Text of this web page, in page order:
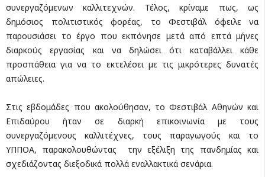
συνεργαζόμενων καλλιτεχνών. Τέλος, κρίναμε πως, ως
δημόσιος πολιτιστικός φορέας, το Φεστιβάλ όφειλε να
παρουσιάσει το έργο που εκπόνησε μετά από επτά μήνες
διαρκούς εργασίας και να δηλώσει ότι καταβάλλει κάθε
προσπάθεια για να το εκτελέσει με τις μικρότερες δυνατές
απώλειες.
Στις εβδομάδες που ακολούθησαν, το Φεστιβάλ Αθηνών και
Επιδαύρου ήταν σε διαρκή επικοινωνία με τους
συνεργαζόμενους καλλιτέχνες, τους παραγωγούς και το
ΥΠΠΟΑ, παρακολουθώντας την εξέλιξη της πανδημίας και
σχεδιάζοντας διεξοδικά πολλά εναλλακτικά σενάρια.